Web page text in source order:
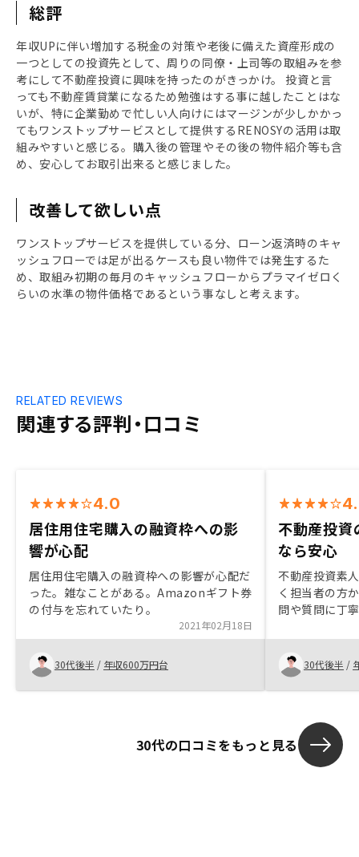
総評
年収UPに伴い増加する税金の対策や老後に備えた資産形成の
一つとしての投資先として、周りの同僚・上司等の取組みを参
考にして不動産投資に興味を持ったのがきっかけ。 投資と言
っても不動産賃貸業になるため勉強はする事に越したことはな
いが、特に企業勤めで忙しい人向けにはマージンが少しかかっ
てもワンストップサービスとして提供するRENOSYの活用は取
組みやすいと感じる。購入後の管理やその後の物件紹介等も含
め、安心してお取引出来ると感じました。
改善して欲しい点
ワンストップサービスを提供している分、ローン返済時のキャ
ッシュフローでは足が出るケースも良い物件では発生するた
め、取組み初期の毎月のキャッシュフローからプラマイゼロく
らいの水準の物件価格であるという事なしと考えます。
関連する評判・口コミ
RELATED REVIEWS
4.0
居住用住宅購入の融資枠への影
響が心配
居住用住宅購入の融資枠への影響が心配だ
った。雑なことがある。Amazonギフト券
の付与を忘れていたり。
2021年02月18日
30代後半 / 年収600万円台
不動産投資
なら安心
不動産投資素
く担当者の方
問や質問に丁
ープランのサ
て投資を始め
30代後半 /
30代の口コミをもっと見る